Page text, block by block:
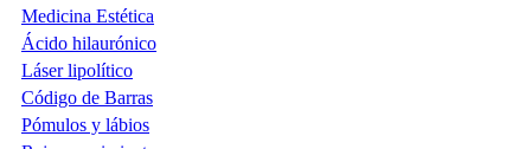
Medicina Estética
Ácido hilaurónico
Láser lipolítico
Código de Barras
Pómulos y lábios